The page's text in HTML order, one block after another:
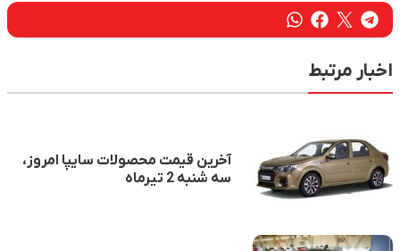
آخرین قیمت محصولات سایپا امروز،
سه شنبه 2 تیرماه